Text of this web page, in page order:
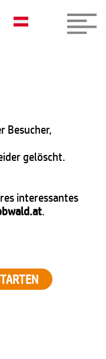
Besucher,
gelöscht.
interessantes
.